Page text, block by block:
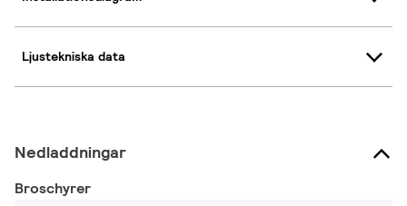
Ljustekniska data
Nedladdningar
Broschyrer